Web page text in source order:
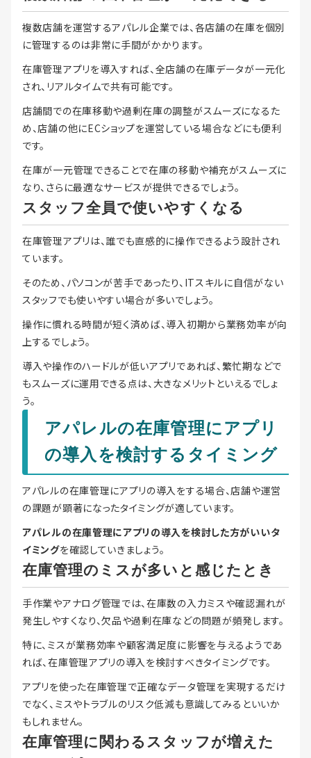
複数店舗を運営するアパレル企業では、各店舗の在庫を個別
に管理するのは非常に手間がかかります。
在庫管理アプリを導入すれば、全店舗の在庫データが一元化
され、リアルタイムで共有可能です。
店舗間での在庫移動や過剰在庫の調整がスムーズになるた
め、店舗の他にECショップを運営している場合などにも便利
です。
在庫が一元管理できることで在庫の移動や補充がスムーズに
なり、さらに最適なサービスが提供できるでしょう。
スタッフ全員で使いやすくなる
在庫管理アプリは、誰でも直感的に操作できるよう設計され
ています。
そのため、パソコンが苦手であったり、ITスキルに自信がない
スタッフでも使いやすい場合が多いでしょう。
操作に慣れる時間が短く済めば、導入初期から業務効率が向
上するでしょう。
導入や操作のハードルが低いアプリであれば、繁忙期などで
もスムーズに運用できる点は、大きなメリットといえるでしょ
う。
アパレルの在庫管理にアプリ
の導入を検討するタイミング
アパレルの在庫管理にアプリの導入をする場合、店舗や運営
の課題が顕著になったタイミングが適しています。
アパレルの在庫管理にアプリの導入を検討した方がいいタ
イミングを確認していきましょう。
在庫管理のミスが多いと感じたとき
手作業やアナログ管理では、在庫数の入力ミスや確認漏れが
発生しやすくなり、欠品や過剰在庫などの問題が頻発します。
特に、ミスが業務効率や顧客満足度に影響を与えるようであ
れば、在庫管理アプリの導入を検討すべきタイミングです。
アプリを使った在庫管理で正確なデータ管理を実現するだけ
でなく、ミスやトラブルのリスク低減も意識してみるといいか
もしれません。
在庫管理に関わるスタッフが増えた